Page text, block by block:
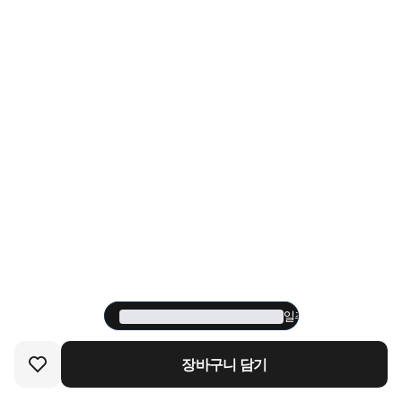
일주일 내에 590명이
장바구니 담기
일주일 내에 590명이
장바구니 담기